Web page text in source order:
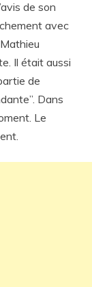
de son
avec
Il était aussi
de
Dans
Le